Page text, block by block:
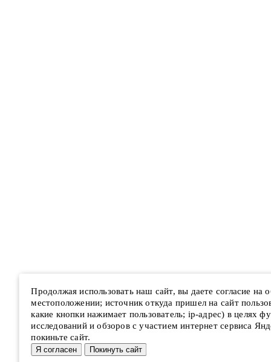
Продолжая использовать наш сайт, вы даете согласие на
местоположении; источник откуда пришел на сайт
какие кнопки нажимает пользователь; ip-адрес) в целях
исследований и обзоров с участием интернет сервиса
покиньте сайт.
Я согласен Покинуть сайт